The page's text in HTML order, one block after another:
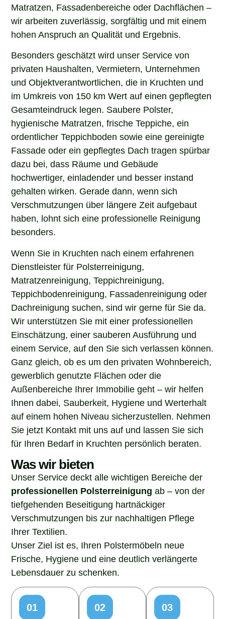
Matratzen, Fassadenbereiche oder Dachflächen –
wir arbeiten zuverlässig, sorgfältig und mit einem
hohen Anspruch an Qualität und Ergebnis.
Besonders geschätzt wird unser Service von
privaten Haushalten, Vermietern, Unternehmen
und Objektverantwortlichen, die in Kruchten und
im Umkreis von 150 km Wert auf einen gepflegten
Gesamteindruck legen. Saubere Polster,
hygienische Matratzen, frische Teppiche, ein
ordentlicher Teppichboden sowie eine gereinigte
Fassade oder ein gepflegtes Dach tragen spürbar
dazu bei, dass Räume und Gebäude
hochwertiger, einladender und besser instand
gehalten wirken. Gerade dann, wenn sich
Verschmutzungen über längere Zeit aufgebaut
haben, lohnt sich eine professionelle Reinigung
besonders.
Wenn Sie in Kruchten nach einem erfahrenen
Dienstleister für Polsterreinigung,
Matratzenreinigung, Teppichreinigung,
Teppichbodenreinigung, Fassadenreinigung oder
Dachreinigung suchen, sind wir gerne für Sie da.
Wir unterstützen Sie mit einer professionellen
Einschätzung, einer sauberen Ausführung und
einem Service, auf den Sie sich verlassen können.
Ganz gleich, ob es um den privaten Wohnbereich,
gewerblich genutzte Flächen oder die
Außenbereiche Ihrer Immobilie geht – wir helfen
Ihnen dabei, Sauberkeit, Hygiene und Werterhalt
auf einem hohen Niveau sicherzustellen. Nehmen
Sie jetzt Kontakt mit uns auf und lassen Sie sich
für Ihren Bedarf in Kruchten persönlich beraten.
Was wir bieten
Unser Service deckt alle wichtigen Bereiche der
professionellen Polsterreinigung ab – von der
tiefgehenden Beseitigung hartnäckiger
Verschmutzungen bis zur nachhaltigen Pflege
Ihrer Textilien.
Unser Ziel ist es, Ihren Polstermöbeln neue
Frische, Hygiene und eine deutlich verlängerte
Lebensdauer zu schenken.
01
02
03